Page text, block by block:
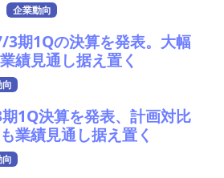
企業動向
3期1Qの決算を発表。大幅
績見通し据え置く
1Q決算を発表、計画対比
業績見通し据え置く